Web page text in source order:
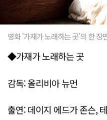
영화 '가재가 노래하는 곳'의 한 장
◆가재가 노래하는 곳
감독: 올리비아 뉴먼
출연: 데이지 에드가 존슨,